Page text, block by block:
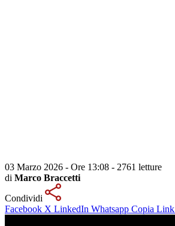
03 Marzo 2026 - Ore 13:08 - 2761 letture
di Marco Braccetti
Condividi
Facebook X LinkedIn Whatsapp Copia Link